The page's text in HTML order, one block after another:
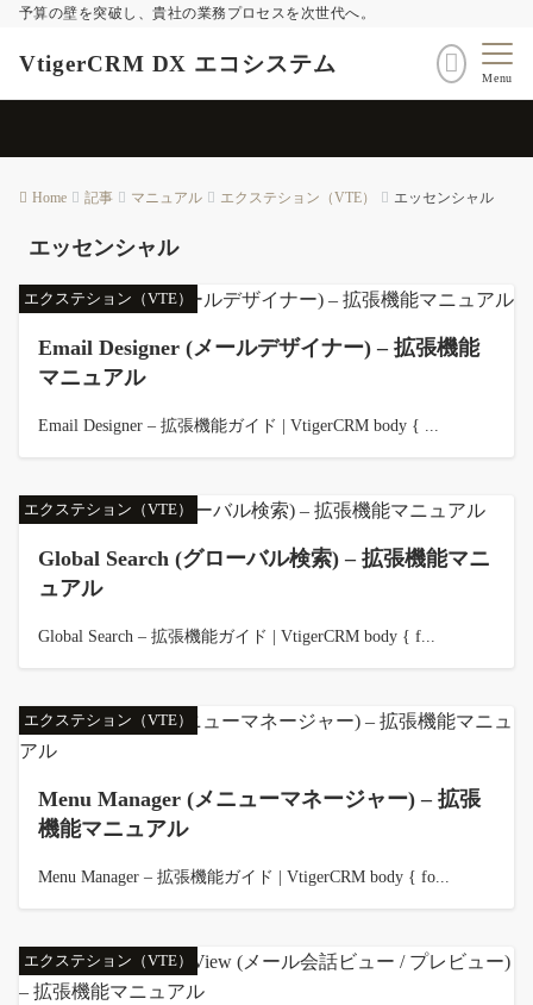
予算の壁を突破し、貴社の業務プロセスを次世代へ。
VtigerCRM DX エコシステム
Menu
Home 記事 マニュアル エクステション（VTE） エッセンシャル
エッセンシャル
エクステション（VTE）
Email Designer (メールデザイナー) – 拡張機能
マニュアル
Email Designer – 拡張機能ガイド | VtigerCRM body { ...
エクステション（VTE）
Global Search (グローバル検索) – 拡張機能マニ
ュアル
Global Search – 拡張機能ガイド | VtigerCRM body { f...
エクステション（VTE）
Menu Manager (メニューマネージャー) – 拡張
機能マニュアル
Menu Manager – 拡張機能ガイド | VtigerCRM body { fo...
エクステション（VTE）